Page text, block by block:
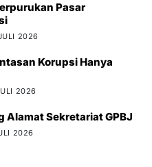
Pasar
2026
Korupsi Hanya
2026
Alamat Sekretariat GPBJ
2026